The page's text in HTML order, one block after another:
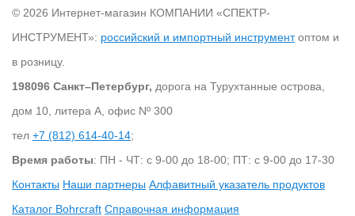
© 2026 Интернет-магазин КОМПАНИИ «СПЕКТР-
ИНСТРУМЕНТ»: российский и импортный инструментоптом и
в розницу.
198096 Санкт–Петербург, дорога на Турухтанные острова,
дом 10, литера А, офис Nº 300
тел +7 (812) 614-40-14;
Время работы: ПН - ЧТ: с 9-00 до 18-00; ПТ: с 9-00 до 17-30
Контакты Наши партнеры Алфавитный указатель продуктов
Каталог Bohrcraft Справочная информация